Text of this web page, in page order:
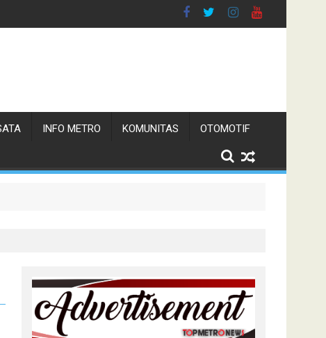
INFO METRO KOMUNITAS OTOMOTIF
Pemerintah